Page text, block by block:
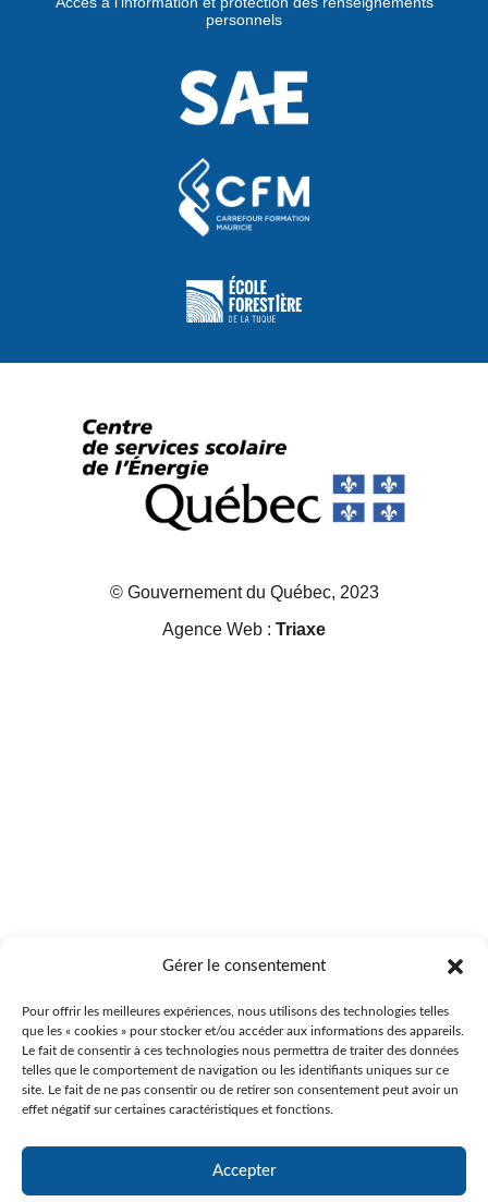
Gérer le consentement
Pour offrir les meilleures expériences, nous utilisons des technologies telles
que les « cookies » pour stocker et/ou accéder aux informations des appareils.
Le fait de consentir à ces technologies nous permettra de traiter des données
telles que le comportement de navigation ou les identifiants uniques sur ce
site. Le fait de ne pas consentir ou de retirer son consentement peut avoir un
effet négatif sur certaines caractéristiques et fonctions.
Accepter
personnels
© Gouvernement du Québec, 2023
Agence Web : Triaxe